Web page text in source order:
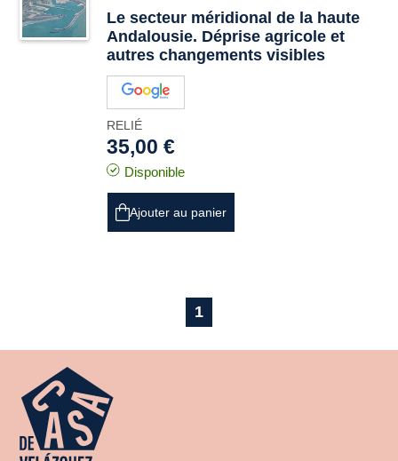
Le secteur méridional de la haute
Andalousie. Déprise agricole et
autres changements visibles
RELIÉ
35,00 €
Disponible
Ajouter au panier
1